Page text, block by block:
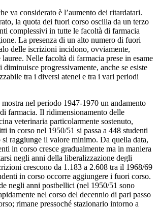
va considerato è l’aumento dei ritardatari.
la quota dei fuori corso oscilla da un terzo
complessivi in tutte le facoltà di farmacia
La presenza di un alto numero di fuori
delle iscrizioni incidono, ovviamente,
lauree. Nelle facoltà di farmacia prese in esame
progressivamente, anche se esiste
tra i diversi atenei e tra i vari periodi
nel periodo 1947-1970 un andamento
farmacia. Il ridimensionamento delle
veterinaria particolarmente sostenuto,
in corso nel 1950/51 si passa a 448 studenti
raggiunge il valore minimo. Da quella data,
in corso cresce gradualmente ma in maniera
negli anni della liberalizzazione degli
crescono da 1.183 a 2.608 tra il 1968/69
in corso occorre aggiungere i fuori corso.
negli anni postbellici (nel 1950/51 sono
nel corso del decennio di pari passo
rimane pressoché stazionario intorno a